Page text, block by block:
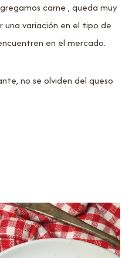
carne , queda muy
una variación en el tipo de
en el mercado.
no se olviden del queso